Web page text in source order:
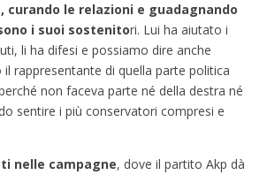
le relazioni e guadagnando
i suoi sostenitori. Lui ha aiutato i
li ha difesi e possiamo dire anche
rappresentante di quella parte politica
non faceva parte né della destra né
sentire i più conservatori compresi e
nelle campagne, dove il partito Akp dà